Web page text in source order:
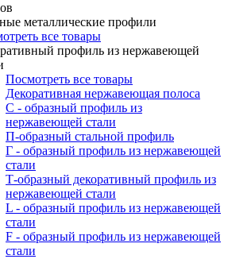
металлические профили
все товары
профиль из нержавеющей
Посмотреть все товары
Декоративная нержавеющая полоса
С - образный профиль из
нержавеющей стали
П-образный стальной профиль
Г - образный профиль из нержавеющей
стали
Т-образный декоративный профиль из
нержавеющей стали
L - образный профиль из нержавеющей
стали
F - образный профиль из нержавеющей
стали